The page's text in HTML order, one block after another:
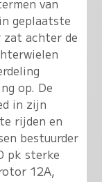
van
geplaatste
zat achter de
op. De
in zijn
rijden en
bestuurder
pk sterke
12A,